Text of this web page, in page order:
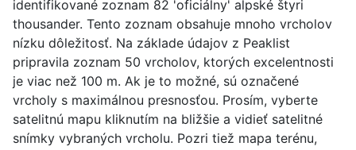
identifikované zoznam 82 'oficiálny' alpské štyri
thousander. Tento zoznam obsahuje mnoho vrcholov
nízku dôležitosť. Na základe údajov z Peaklist
pripravila zoznam 50 vrcholov, ktorých excelentnosti
je viac než 100 m. Ak je to možné, sú označené
vrcholy s maximálnou presnosťou. Prosím, vyberte
satelitnú mapu kliknutím na bližšie a vidieť satelitné
snímky vybraných vrcholu. Pozri tiež mapa terénu,